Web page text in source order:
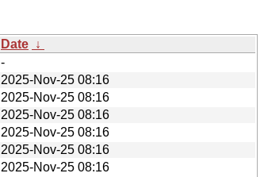
Date ↓
-
2025-Nov-25 08:16
2025-Nov-25 08:16
2025-Nov-25 08:16
2025-Nov-25 08:16
2025-Nov-25 08:16
2025-Nov-25 08:16